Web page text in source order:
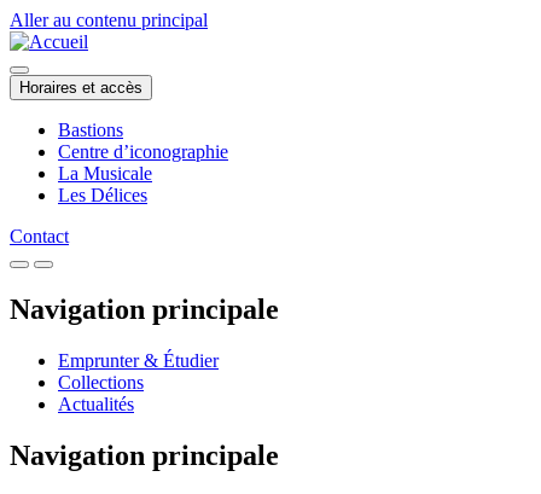
Aller au contenu principal
Horaires et accès
Bastions
Centre d’iconographie
La Musicale
Les Délices
Contact
Navigation principale
Emprunter & Étudier
Collections
Actualités
Navigation principale